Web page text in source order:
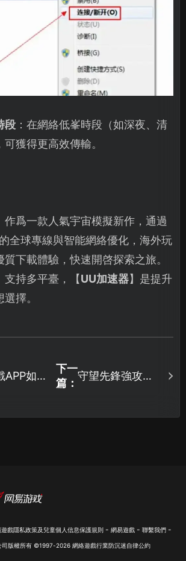
段 ：在網絡低峯時段（如深夜、清
獲得更高效傳輸。
作爲一款人氣宇宙模擬新作，通過
全球專線與智能網絡優化，海外玩
下載體驗，快速開啓探索之旅。
支持多平臺，【UU加速器】是提升
擇。
APP如
下一
篇：
守望先鋒強攻避
南！
戲隱私政策及兒童個人信息保護規則 - 網易遊戲 - 聯繫我們 -
司版權所有 ©1997-2026 網絡遊戲行業防沉迷自律公約